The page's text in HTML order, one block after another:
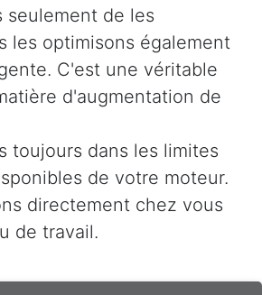
seulement de les
les optimisons également
C'est une véritable
d'augmentation de
toujours dans les limites
de votre moteur.
directement chez vous
de travail.